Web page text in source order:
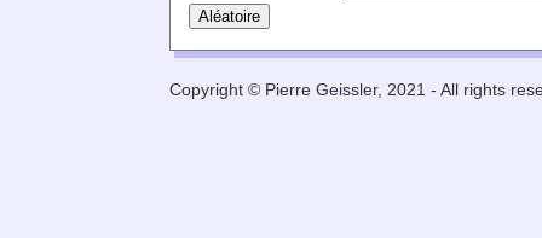
Copyright © Pierre Geissler, 2021 - All rights